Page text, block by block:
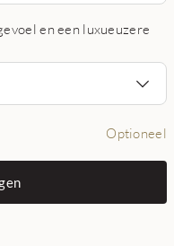
en een luxueuzere
Optioneel